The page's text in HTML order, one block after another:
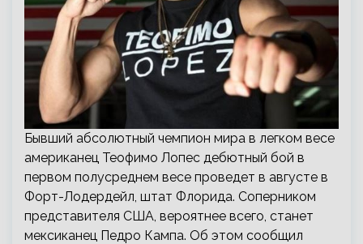
Бывший абсолютный чемпион мира в легком весе
американец Теофимо Лопес дебютный бой в
первом полусреднем весе проведет в августе в
Форт-Лодердейл, штат Флорида. Соперником
представителя США, вероятнее всего, станет
мексиканец Педро Кампа. Об этом сообщил